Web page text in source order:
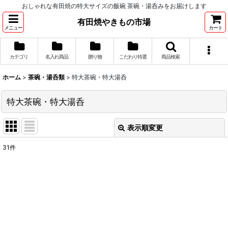
おしゃれな有田焼の特大サイズの飯碗 茶碗・湯呑みをお届けします
メニュー
有田焼やきもの市場
カート
カテゴリ 名入れ商品 贈り物 こだわり特選 商品検索
ホーム > 茶碗・湯呑類 > 特大茶碗・特大湯呑
特大茶碗・特大湯呑
表示順変更
31件